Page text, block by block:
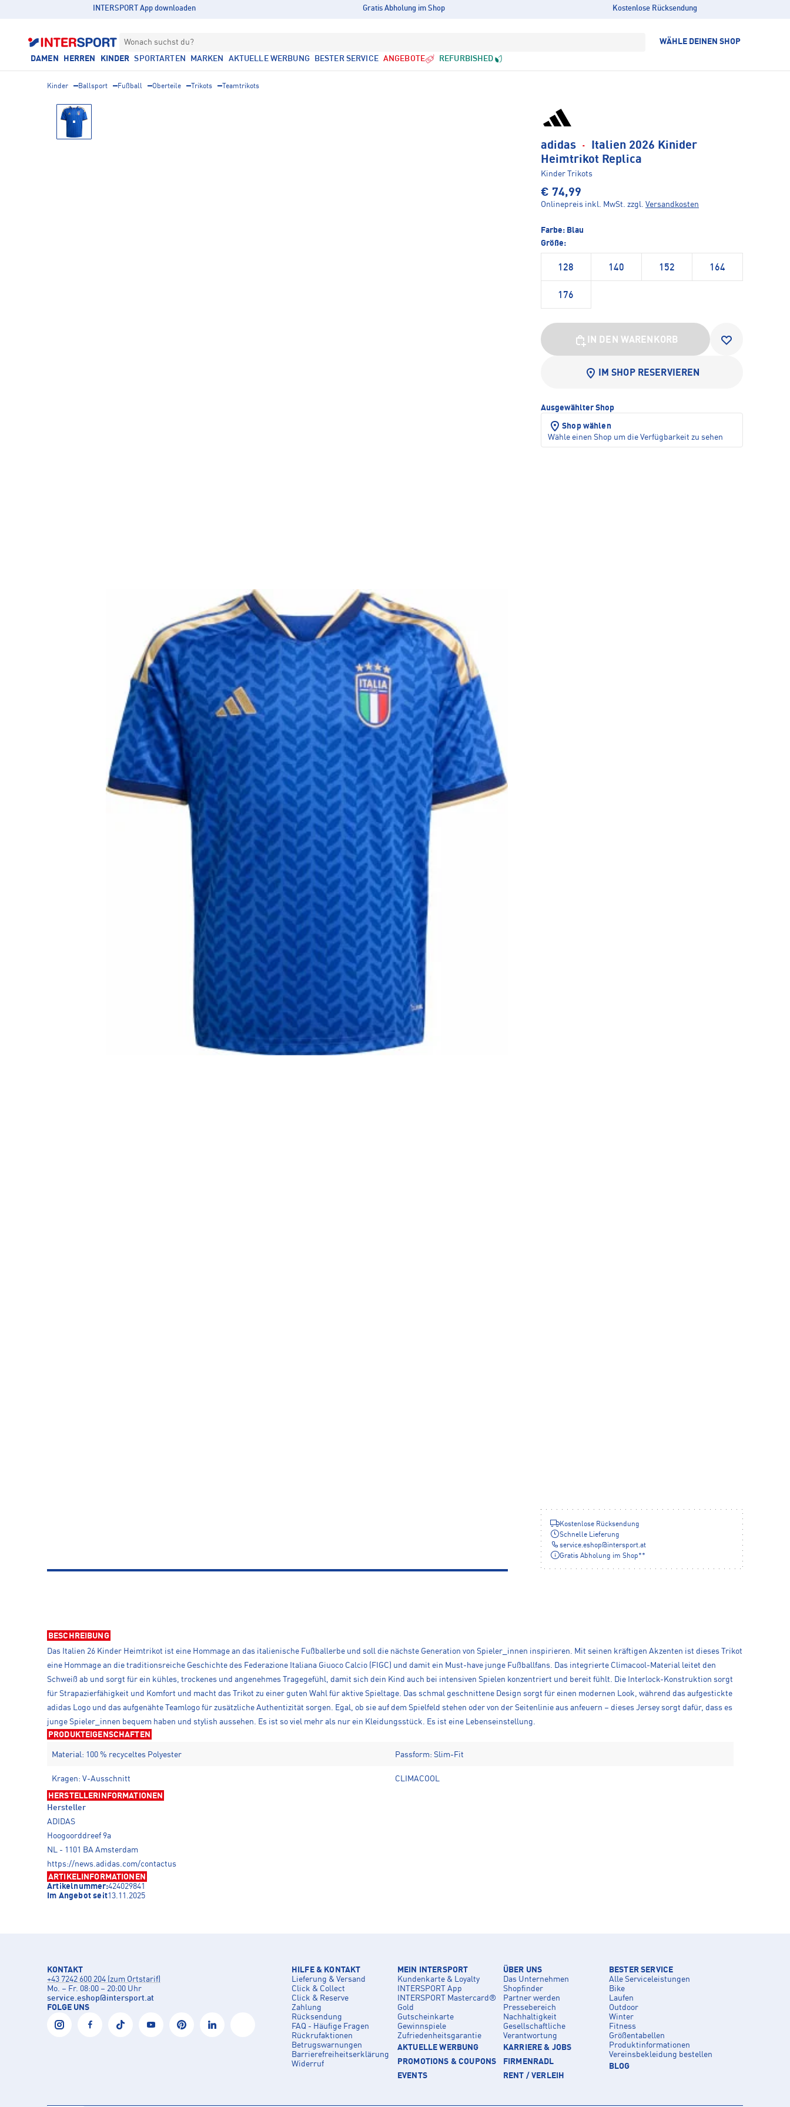
INTERSPORT App downloaden Gratis Abholung im Shop Kostenlose Rücksendung
Wonach suchst du? WÄHLE DEINEN SHOP
DAMEN HERREN KINDER SPORTARTEN MARKEN AKTUELLE WERBUNG BESTER SERVICE ANGEBOTE REFURBISHED
Kinder Ballsport Fußball Oberteile Trikots Teamtrikots
adidas · Italien 2026 Kinider
Heimtrikot Replica
Kinder Trikots
€ 74,99
Onlinepreis inkl. MwSt. zzgl. Versandkosten
Farbe: Blau
Größe:
128 140 152 164
176
IN DEN WARENKORB
IM SHOP RESERVIEREN
Ausgewählter Shop
Shop wählen
Wähle einen Shop um die Verfügbarkeit zu sehen
Kostenlose Rücksendung
Schnelle Lieferung
service.eshop@intersport.at
Gratis Abholung im Shop**
BESCHREIBUNG
Das Italien 26 Kinder Heimtrikot ist eine Hommage an das italienische Fußballerbe und soll die nächste Generation von Spieler_innen inspirieren. Mit seinen kräftigen Akzenten ist dieses Trikot
eine Hommage an die traditionsreiche Geschichte des Federazione Italiana Giuoco Calcio (FIGC) und damit ein Must-have junge Fußballfans. Das integrierte Climacool-Material leitet den
Schweiß ab und sorgt für ein kühles, trockenes und angenehmes Tragegefühl, damit sich dein Kind auch bei intensiven Spielen konzentriert und bereit fühlt. Die Interlock-Konstruktion sorgt
für Strapazierfähigkeit und Komfort und macht das Trikot zu einer guten Wahl für aktive Spieltage. Das schmal geschnittene Design sorgt für einen modernen Look, während das aufgestickte
adidas Logo und das aufgenähte Teamlogo für zusätzliche Authentizität sorgen. Egal, ob sie auf dem Spielfeld stehen oder von der Seitenlinie aus anfeuern – dieses Jersey sorgt dafür, dass es
junge Spieler_innen bequem haben und stylish aussehen. Es ist so viel mehr als nur ein Kleidungsstück. Es ist eine Lebenseinstellung.
PRODUKTEIGENSCHAFTEN
Material: 100 % recyceltes Polyester Passform: Slim-Fit
Kragen: V-Ausschnitt CLIMACOOL
HERSTELLERINFORMATIONEN
Hersteller
ADIDAS
Hoogoorddreef 9a
NL - 1101 BA Amsterdam
https://news.adidas.com/contactus
ARTIKELINFORMATIONEN
Artikelnummer:424029841
Im Angebot seit13.11.2025
KONTAKT
+43 7242 600 204 (zum Ortstarif)
Mo. – Fr. 08:00 – 20:00 Uhr
service.eshop@intersport.at
FOLGE UNS
HILFE & KONTAKT
Lieferung & Versand
Click & Collect
Click & Reserve
Zahlung
Rücksendung
FAQ - Häufige Fragen
Rückrufaktionen
Betrugswarnungen
Barrierefreiheitserklärung
Widerruf
MEIN INTERSPORT
Kundenkarte & Loyalty
INTERSPORT App
INTERSPORT Mastercard®
Gold
Gutscheinkarte
Gewinnspiele
Zufriedenheitsgarantie
AKTUELLE WERBUNG
PROMOTIONS & COUPONS
EVENTS
ÜBER UNS
Das Unternehmen
Shopfinder
Partner werden
Pressebereich
Nachhaltigkeit
Gesellschaftliche
Verantwortung
KARRIERE & JOBS
FIRMENRADL
RENT / VERLEIH
BESTER SERVICE
Alle Serviceleistungen
Bike
Laufen
Outdoor
Winter
Fitness
Größentabellen
Produktinformationen
Vereinsbekleidung bestellen
BLOG